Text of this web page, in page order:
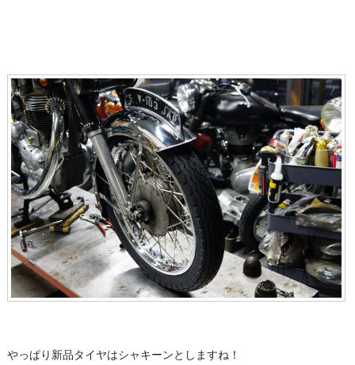
やっぱり新品タイヤはシャキーンとしますね！